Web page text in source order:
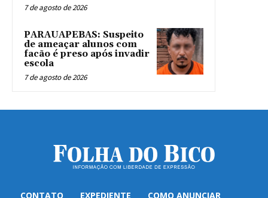
7 de agosto de 2026
PARAUAPEBAS: Suspeito
de ameaçar alunos com
facão é preso após invadir
escola
7 de agosto de 2026
CONTATO EXPEDIENTE COMO ANUNCIAR